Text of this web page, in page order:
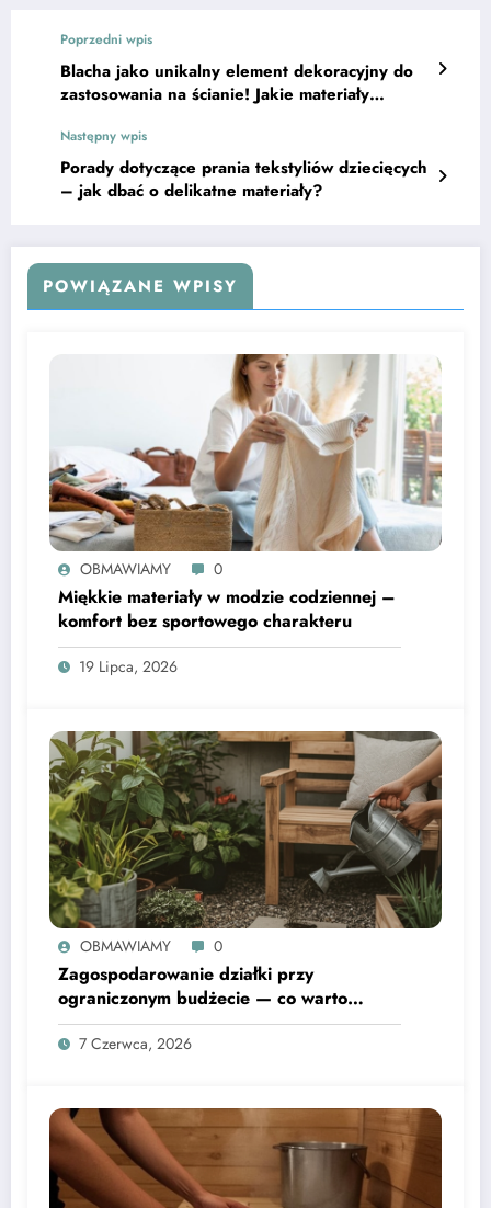
Poprzedni wpis
Blacha jako unikalny element dekoracyjny do
zastosowania na ścianie! Jakie materiały
dekoracji?
Następny wpis
Porady dotyczące prania tekstyliów dziecięcych
– jak dbać o delikatne materiały?
POWIĄZANE WPISY
OBMAWIAMY 0
Miękkie materiały w modzie codziennej –
komfort bez sportowego charakteru
19 Lipca, 2026
OBMAWIAMY 0
Zagospodarowanie działki przy
ograniczonym budżecie — co warto
wiedzieć
7 Czerwca, 2026